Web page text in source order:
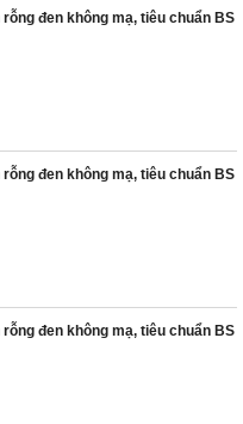
đen không mạ, tiêu chuẩn BS
đen không mạ, tiêu chuẩn BS
đen không mạ, tiêu chuẩn BS